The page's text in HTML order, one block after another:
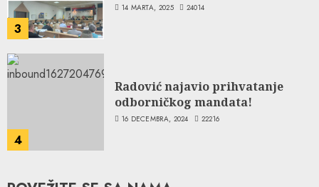
3
14 MARTA, 2025 24014
4
Radović najavio prihvatanje
odborničkog mandata!
16 DECEMBRA, 2024 22216